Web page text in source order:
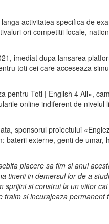
activitatea specifica de
ori competitii locale,
imediat dupa lansarea
toti cei care acceseaza
pentru Toti | English 4 All»,
online indiferent de nivelul
sponsorul proiectului
baterii externe, genti de umar,
placere sa fim si anul
tinerii in demersul lor de a
sprijini si construi la un viitor
traim si incurajeaza